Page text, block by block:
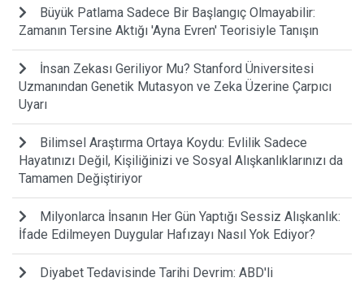
Büyük Patlama Sadece Bir Başlangıç Olmayabilir:
Zamanın Tersine Aktığı 'Ayna Evren' Teorisiyle Tanışın
İnsan Zekası Geriliyor Mu? Stanford Üniversitesi
Uzmanından Genetik Mutasyon ve Zeka Üzerine Çarpıcı
Uyarı
Bilimsel Araştırma Ortaya Koydu: Evlilik Sadece
Hayatınızı Değil, Kişiliğinizi ve Sosyal Alışkanlıklarınızı da
Tamamen Değiştiriyor
Milyonlarca İnsanın Her Gün Yaptığı Sessiz Alışkanlık:
İfade Edilmeyen Duygular Hafızayı Nasıl Yok Ediyor?
Diyabet Tedavisinde Tarihi Devrim: ABD'li